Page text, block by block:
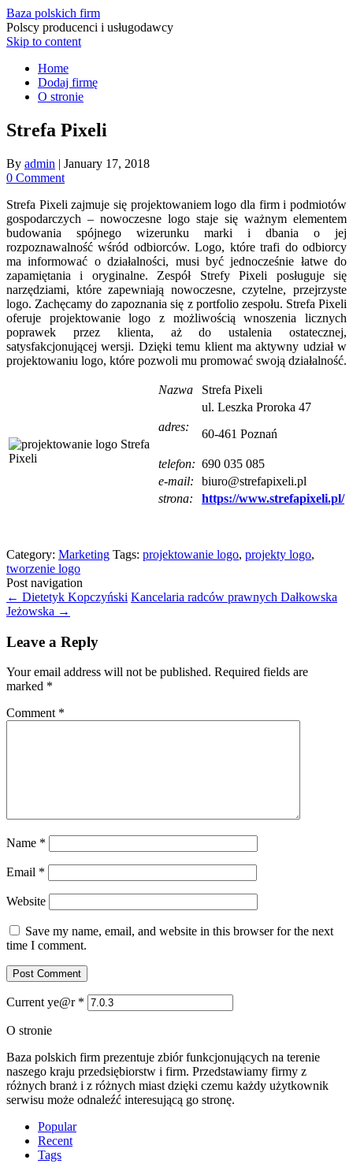
Baza polskich firm
Polscy producenci i usługodawcy
Skip to content
Home
Dodaj firmę
O stronie
Strefa Pixeli
By admin | January 17, 2018
0 Comment
Strefa Pixeli zajmuje się projektowaniem logo dla firm i podmiotów
gospodarczych – nowoczesne logo staje się ważnym elementem
budowania spójnego wizerunku marki i dbania o jej
rozpoznawalność wśród odbiorców. Logo, które trafi do odbiorcy
ma informować o działalności, musi być jednocześnie łatwe do
zapamiętania i oryginalne. Zespół Strefy Pixeli posługuje się
narzędziami, które zapewniają nowoczesne, czytelne, przejrzyste
logo. Zachęcamy do zapoznania się z portfolio zespołu. Strefa Pixeli
oferuje projektowanie logo z możliwością wnoszenia licznych
poprawek przez klienta, aż do ustalenia ostatecznej,
satysfakcjonującej wersji. Dzięki temu klient ma aktywny udział w
projektowaniu logo, które pozwoli mu promować swoją działalność.
Nazwa Strefa Pixeli
adres:
ul. Leszka Proroka 47
60-461 Poznań
telefon: 690 035 085
e-mail:
biuro@strefapixeli.pl
strona:
https://www.strefapixeli.pl/
Category: Marketing Tags: projektowanie logo, projekty logo,
tworzenie logo
Post navigation
← Dietetyk Kopczyński Kancelaria radców prawnych Dałkowska
Jeżowska →
Leave a Reply
Your email address will not be published. Required fields are
marked *
Comment *
Name *
Email *
Website
Save my name, email, and website in this browser for the next
time I comment.
Current ye@r *
O stronie
Baza polskich firm prezentuje zbiór funkcjonujących na terenie
naszego kraju przedsiębiorstw i firm. Przedstawiamy firmy z
różnych branż i z różnych miast dzięki czemu każdy użytkownik
serwisu może odnaleźć interesującą go stronę.
Popular
Recent
Tags